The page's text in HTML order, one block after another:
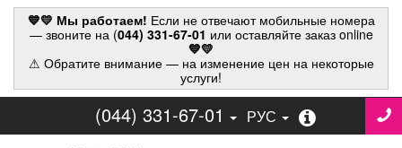
💙💛 Мы работаем! Если не отвечают мобильные номера
— звоните на (044) 331-67-01 или оставляйте заказ online
💙💛
⚠ Обратите внимание — на изменение цен на некоторые
услуги!
(044) 331-67-01 РУС